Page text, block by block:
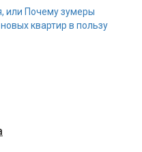
или Почему зумеры
квартир в пользу